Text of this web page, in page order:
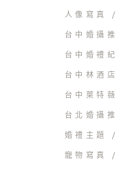
人像寫真
台中婚攝推
台中婚禮紀
台中林酒
台中萊特
台北婚攝推
婚禮主題
寵物寫真